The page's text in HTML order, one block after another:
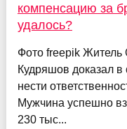
компенсацию за
удалось?
Фото freepik Житель
Кудряшов доказал
нести
Мужчина успешно
230 тыс...